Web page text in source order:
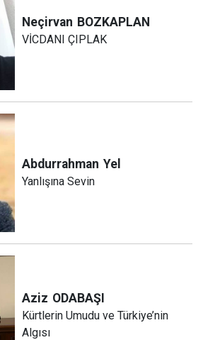
Neçirvan BOZKAPLAN
VİCDANI ÇIPLAK
Abdurrahman Yel
Yanlışına Sevin
Aziz ODABAŞI
Kürtlerin Umudu ve Türkiye’nin
Algısı